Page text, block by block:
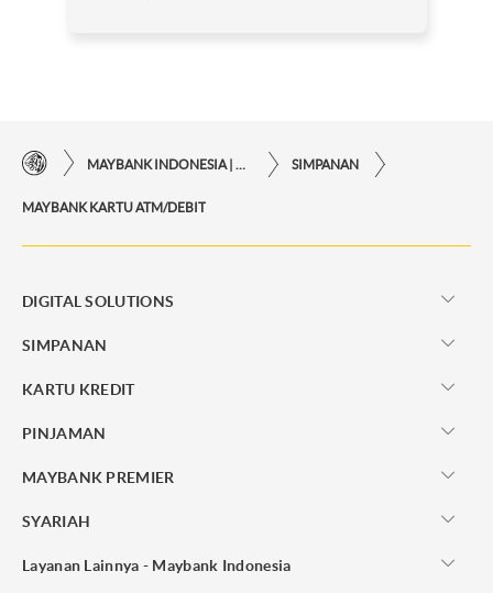
SIMPANAN
MAYBANK KARTU ATM/DEBIT
DIGITAL SOLUTIONS
SIMPANAN
KARTU KREDIT
PINJAMAN
MAYBANK PREMIER
SYARIAH
Layanan Lainnya - Maybank Indonesia